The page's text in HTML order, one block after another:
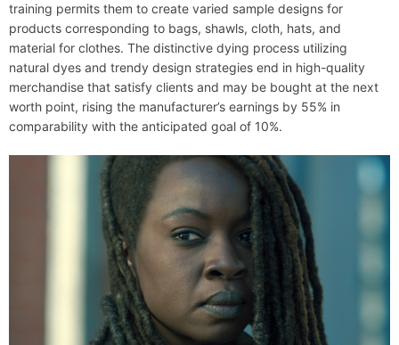
training permits them to create varied sample designs for
products corresponding to bags, shawls, cloth, hats, and
material for clothes. The distinctive dying process utilizing
natural dyes and trendy design strategies end in high-quality
merchandise that satisfy clients and may be bought at the next
worth point, rising the manufacturer’s earnings by 55% in
comparability with the anticipated goal of 10%.